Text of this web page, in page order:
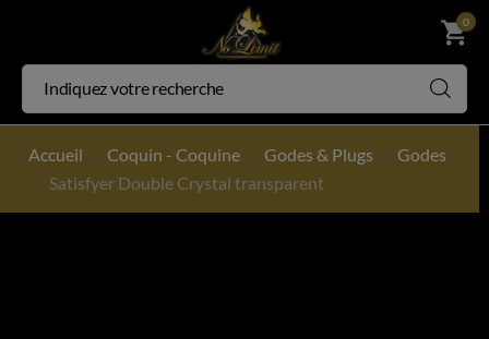
shopping_cart
0
Accueil Coquin - Coquine Godes & Plugs
Godes
Satisfyer Double Crystal transparent